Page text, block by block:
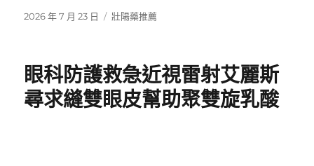
發
2026 年 7 月 23 日
分
壯陽藥推薦
眼科防護救急近視雷射艾麗斯
尋求縫雙眼皮幫助聚雙旋乳酸